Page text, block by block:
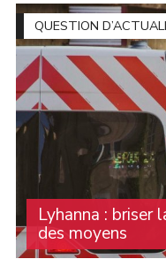
adopté un texte qui
QUESTION
Lyhanna : briser
des moyens